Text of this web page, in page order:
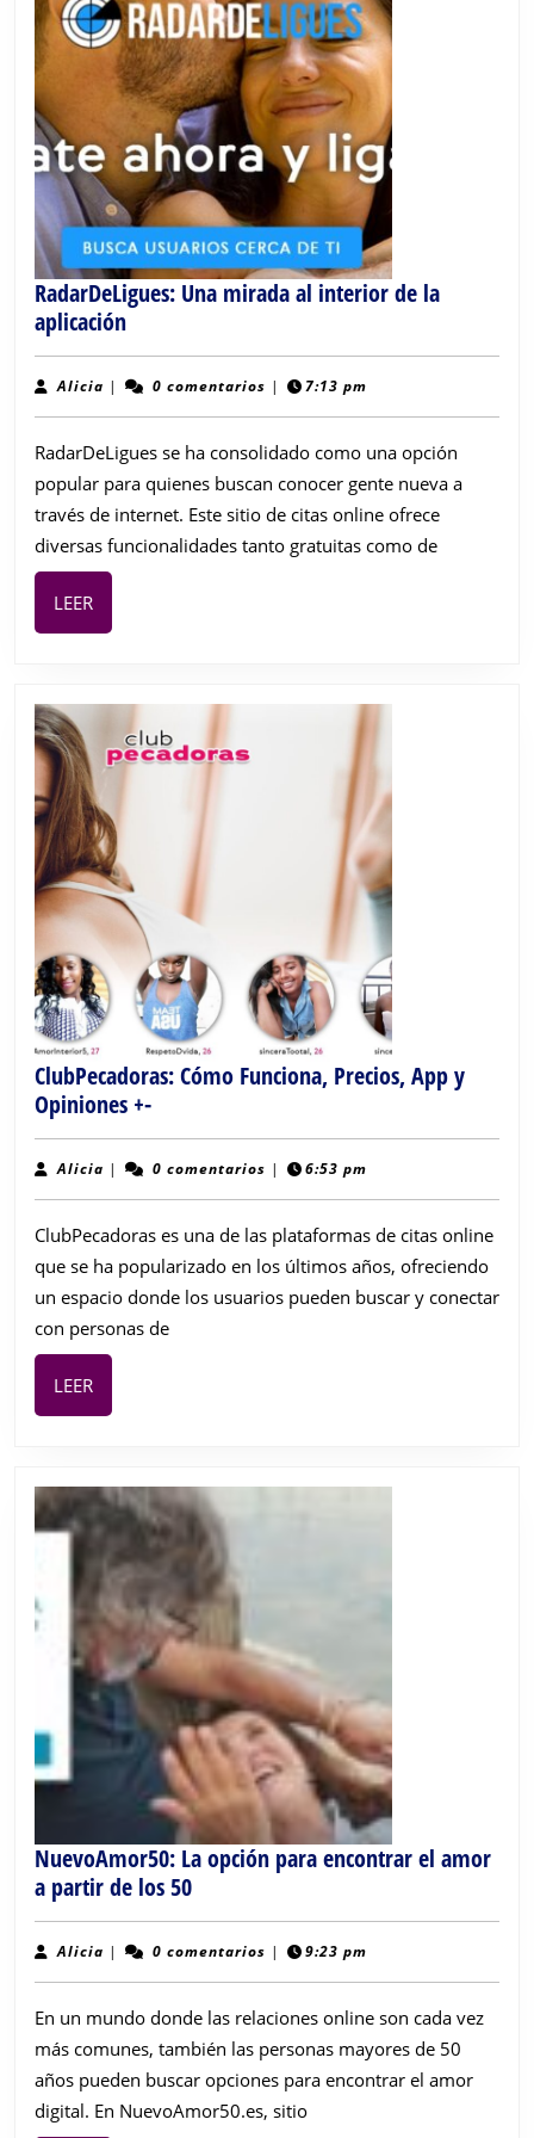
RadarDeLigues: Una mirada al interior de la
aplicaciónRadarDeLigues:
Una
mirada
de
la
aplicación
Alicia Alicia
| 0 comentarios | 7:13 pm
RadarDeLigues se ha consolidado como una opción
popular para quienes buscan conocer gente nueva a
través de internet. Este sitio de citas online ofrece
diversas funcionalidades tanto gratuitas como de
LEERLEER
ClubPecadoras: Cómo Funciona, Precios, App y
Opiniones +-ClubPecadoras:
Cómo
Funciona,
y
Opiniones
+-
Alicia Alicia
| 0 comentarios | 6:53 pm
ClubPecadoras es una de las plataformas de citas online
que se ha popularizado en los últimos años, ofreciendo
un espacio donde los usuarios pueden buscar y conectar
con personas de
LEERLEER
NuevoAmor50: La opción para encontrar el amor
a partir de los 50NuevoAmor50:
La
opción
el
amor
a
partir
Alicia Alicia
| 0 comentarios | 9:23 pm
En un mundo donde las relaciones online son cada vez
más comunes, también las personas mayores de 50
años pueden buscar opciones para encontrar el amor
digital. En NuevoAmor50.es, sitio